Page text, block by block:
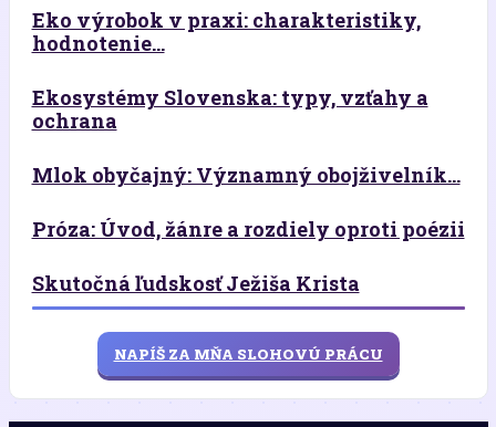
Eko výrobok v praxi: charakteristiky,
hodnotenie...
Ekosystémy Slovenska: typy, vzťahy a
ochrana
Mlok obyčajný: Významný obojživelník...
Próza: Úvod, žánre a rozdiely oproti poézii
Skutočná ľudskosť Ježiša Krista
NAPÍŠ ZA MŇA SLOHOVÚ PRÁCU